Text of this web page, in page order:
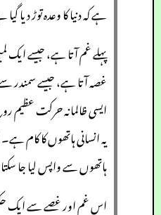
ہے کہ دنیا کا وعدہ توڑ دیا
پہلے غم آتا ہے، جیسے ایک
غصہ آتا ہے، جیسے سمندر سے
ایسی ظالمانہ حرکت عظیم
یہ انسانی ہاتھوں کا کام
ہاتھوں سے واپس لیا جا
اس غم اور غصے سے ایک حکم